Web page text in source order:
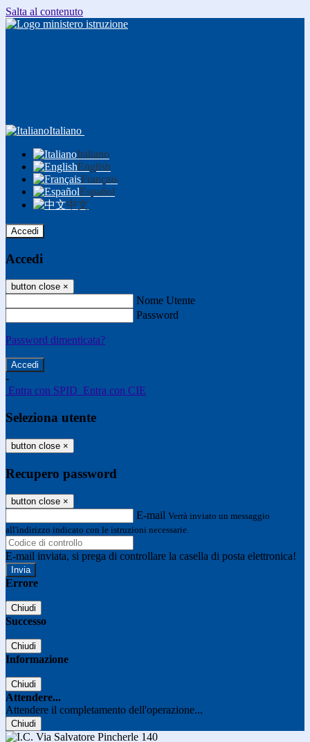
Salta al contenuto
Italiano
Italiano
English
Français
Español
中文
Accedi
Accedi
button close ×
Nome Utente
Password
Password dimenticata?
-
Entra con SPID Entra con CIE
Seleziona utente
button close ×
Recupero password
button close ×
E-mail Verrà inviato un messaggio
all'indirizzo indicato con le istruzioni necessarie.
E-mail inviata, si prega di controllare la casella di posta elettronica!
Errore
Chiudi
Successo
Chiudi
Informazione
Chiudi
Attendere...
Attendere il completamento dell'operazione...
Chiudi